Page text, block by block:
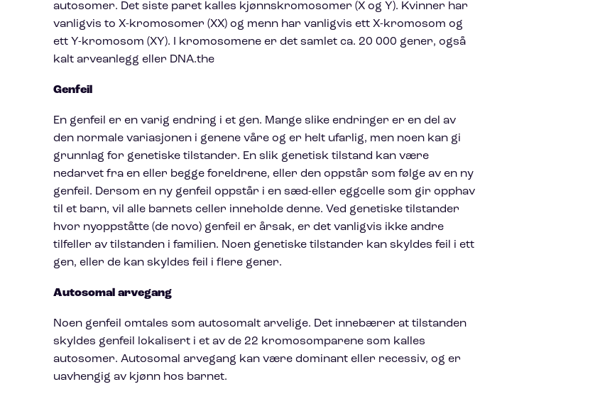
autosomer. Det siste paret kalles kjønnskromosomer (X og Y). Kvinner har
vanligvis to X-kromosomer (XX) og menn har vanligvis ett X-kromosom og
ett Y-kromosom (XY). I kromosomene er det samlet ca. 20 000 gener, også
kalt arveanlegg eller DNA.the
Genfeil
En genfeil er en varig endring i et gen. Mange slike endringer er en del av
den normale variasjonen i genene våre og er helt ufarlig, men noen kan gi
grunnlag for genetiske tilstander. En slik genetisk tilstand kan være
nedarvet fra en eller begge foreldrene, eller den oppstår som følge av en ny
genfeil. Dersom en ny genfeil oppstår i en sæd-eller eggcelle som gir opphav
til et barn, vil alle barnets celler inneholde denne. Ved genetiske tilstander
hvor nyoppståtte (de novo) genfeil er årsak, er det vanligvis ikke andre
tilfeller av tilstanden i familien. Noen genetiske tilstander kan skyldes feil i ett
gen, eller de kan skyldes feil i flere gener.
Autosomal arvegang
Noen genfeil omtales som autosomalt arvelige. Det innebærer at tilstanden
skyldes genfeil lokalisert i et av de 22 kromosomparene som kalles
autosomer. Autosomal arvegang kan være dominant eller recessiv, og er
uavhengig av kjønn hos barnet.